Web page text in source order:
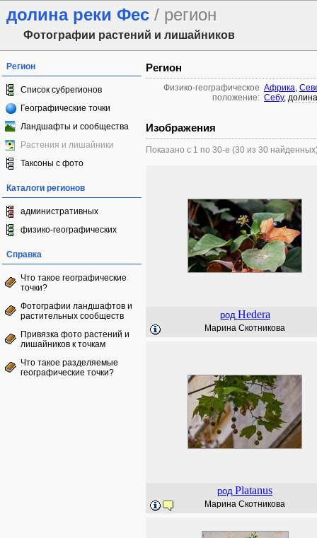
долина реки Фес / регион
Фотографии растений и лишайников
Регион
Список субрегионов
Географические точки
Ландшафты и сообщества
Растения и лишайники
Таксоны с фото
Каталоги регионов
административных
физико-географических
Справка
Что такое географические
точки?
Фотографии ландшафтов и
растительных сообществ
Привязка фото растений и
лишайников к точкам
Что такое разделяемые
географические точки?
Регион
Физико-географическое
положение:
Африка,
Себу,
Изображения
Показано с 1 по 30-е (30 из 30
род Hedera
Марина Скотникова
род Platanus
Марина Скотникова